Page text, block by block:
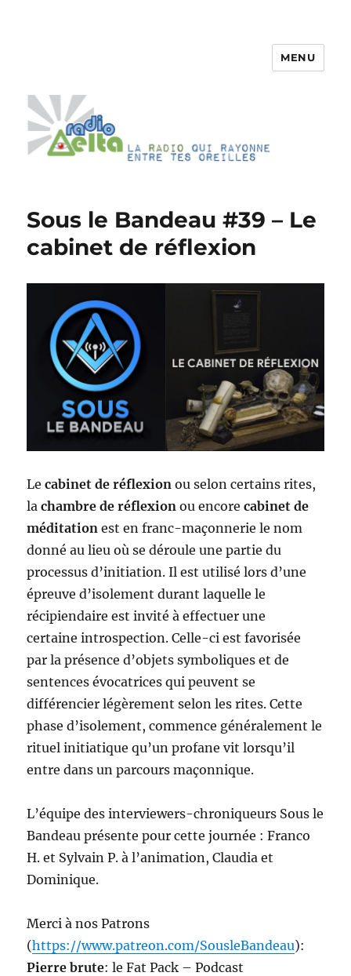
MENU
Sous le Bandeau #39 – Le
cabinet de réflexion
Lecabinet de réflexion ou selon certains rites,
lachambre de réflexion ou encorecabinet de
méditation est en franc-maçonnerie le nom
donné au lieu où se déroule une partie du
processus d’initiation. Il est utilisé lors d’une
épreuve d’isolement durant laquelle le
récipiendaire est invité à effectuer une
certaine introspection. Celle-ci est favorisée
par la présence d’objets symboliques et de
sentences évocatrices qui peuvent se
différencier légèrement selon les rites. Cette
phase d’isolement, commence généralement le
rituel initiatique qu’un profane vit lorsqu’il
entre dans un parcours maçonnique.
L’équipe des interviewers-chroniqueurs Sous le
Bandeau présente pour cette journée : Franco
H. et Sylvain P. à l’animation, Claudia et
Dominique.
Merci à nos Patrons
(https://www.patreon.com/SousleBandeau):
Pierre brute: le Fat Pack – Podcast